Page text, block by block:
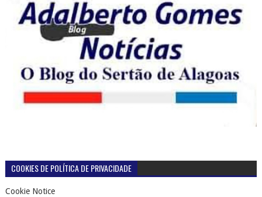
COOKIES DE POLÍTICA DE PRIVACIDADE
Cookie Notice